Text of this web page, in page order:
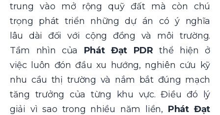
trung vào mở rộng quỹ đất mà còn chú
trọng phát triển những dự án có ý nghĩa
lâu dài đối với cộng đồng và môi trường.
Tầm nhìn của Phát Đạt PDR thể hiện ở
việc luôn đón đầu xu hướng, nghiên cứu kỹ
nhu cầu thị trường và nắm bắt đúng mạch
tăng trưởng của từng khu vực. Điều đó lý
giải vì sao trong nhiều năm liền, Phát Đạt